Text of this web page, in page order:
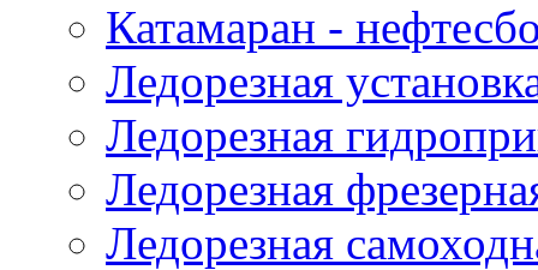
Катамаран -
Ледорезная
Ледорезная
Ледорезная
Ледорезная